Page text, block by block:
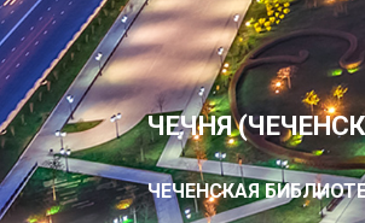
ЧЕЧНЯ
ЧЕЧЕНСКАЯ